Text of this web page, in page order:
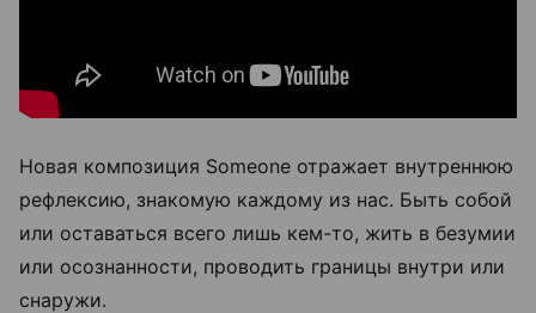
Новая композиция Someone отражает внутреннюю
рефлексию, знакомую каждому из нас. Быть собой
или оставаться всего лишь кем-то, жить в безумии
или осознанности, проводить границы внутри или
снаружи.